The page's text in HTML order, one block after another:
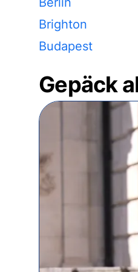
Brighton
Budapest
Gepäck